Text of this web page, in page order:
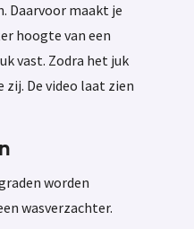
Daarvoor maakt je
hoogte van een
vast. Zodra het juk
De video laat zien
worden
wasverzachter.